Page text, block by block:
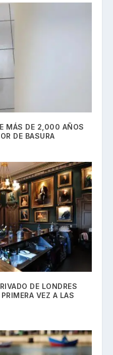
MÁS DE 2,000 AÑOS
DE BASURA
DE LONDRES
VEZ A LAS